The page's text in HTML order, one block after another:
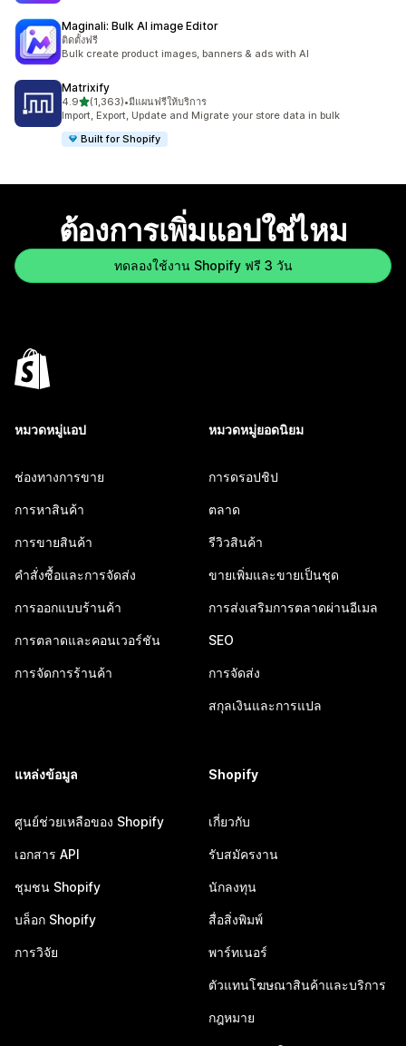
Maginali: Bulk AI image Editor
ติดตั้งฟรี
Bulk create product images, banners & ads with AI
Matrixify
4.9เต็ม 5 ดาว
(1,363)
ทั้งหมด 1363 รีวิว
•มีแผนฟรีให้บริการ
Import, Export, Update and Migrate your store data in bulk
Built for Shopify
ต้องการเพิ่มแอปใช่ไหม
ทดลองใช้งาน Shopify ฟรี 3 วัน
หมวดหมู่แอป
ช่องทางการขาย
การหาสินค้า
การขายสินค้า
คำสั่งซื้อและการจัดส่ง
การออกแบบร้านค้า
การตลาดและคอนเวอร์ชัน
การจัดการร้านค้า
หมวดหมู่ยอดนิยม
การดรอปชิป
ตลาด
รีวิวสินค้า
ขายเพิ่มและขายเป็นชุด
การส่งเสริมการตลาดผ่านอีเมล
SEO
การจัดส่ง
สกุลเงินและการแปล
แหล่งข้อมูล
ศูนย์ช่วยเหลือของ Shopify
เอกสาร API
ชุมชน Shopify
บล็อก Shopify
การวิจัย
Shopify
เกี่ยวกับ
รับสมัครงาน
นักลงทุน
สื่อสิ่งพิมพ์
พาร์ทเนอร์
ตัวแทนโฆษณาสินค้าและบริการ
กฎหมาย